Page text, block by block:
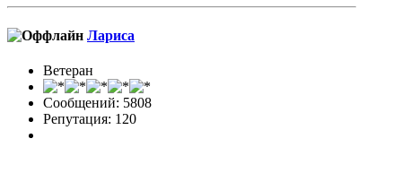
Лариса
Ветеран
Сообщений: 5808
Репутация: 120